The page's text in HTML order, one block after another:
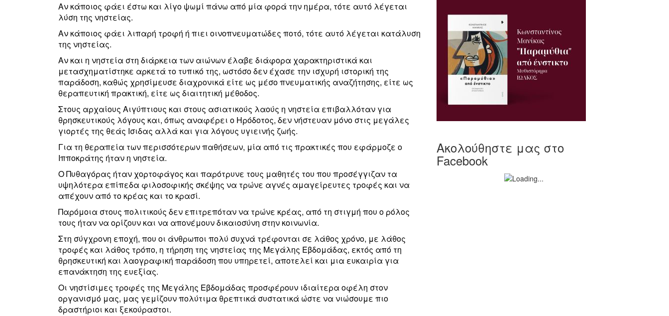
Αν κάποιος φάει έστω και λίγο ψωμί πάνω από μία φορά την ημέρα, τότε αυτό λέγεται
λύση της νηστείας.
Αν κάποιος φάει λιπαρή τροφή ή πιει οινοπνευματώδες ποτό, τότε αυτό λέγεται κατάλυση
της νηστείας.
Αν και η νηστεία στη διάρκεια των αιώνων έλαβε διάφορα χαρακτηριστικά και
μετασχηματίστηκε αρκετά το τυπικό της, ωστόσο δεν έχασε την ισχυρή ιστορική της
παράδοση, καθώς χρησίμευσε διαχρονικά είτε ως μέσο πνευματικής αναζήτησης, είτε ως
θεραπευτική πρακτική, είτε ως διαιτητική μέθοδος.
Στους αρχαίους Αιγύπτιους και στους ασιατικούς λαούς η νηστεία επιβαλλόταν για
θρησκευτικούς λόγους και, όπως αναφέρει ο Ηρόδοτος, δεν νήστευαν μόνο στις μεγάλες
γιορτές της θεάς Ισιδας αλλά και για λόγους υγιεινής ζωής.
Για τη θεραπεία των περισσότερων παθήσεων, μία από τις πρακτικές που εφάρμοζε ο
Ιπποκράτης ήταν η νηστεία.
Ο Πυθαγόρας ήταν χορτοφάγος και παρότρυνε τους μαθητές του που προσέγγιζαν τα
υψηλότερα επίπεδα φιλοσοφικής σκέψης να τρώνε αγνές αμαγείρευτες τροφές και να
απέχουν από το κρέας και το κρασί.
Παρόμοια στους πολιτικούς δεν επιτρεπόταν να τρώνε κρέας, από τη στιγμή που ο ρόλος
τους ήταν να ορίζουν και να απονέμουν δικαιοσύνη στην κοινωνία.
Στη σύγχρονη εποχή, που οι άνθρωποι πολύ συχνά τρέφονται σε λάθος χρόνο, με λάθος
τροφές και λάθος τρόπο, η τήρηση της νηστείας της Μεγάλης Εβδομάδας, εκτός από τη
θρησκευτική και λαογραφική παράδοση που υπηρετεί, αποτελεί και μια ευκαιρία για
επανάκτηση της ευεξίας.
Οι νηστίσιμες τροφές της Μεγάλης Εβδομάδας προσφέρουν ιδιαίτερα οφέλη στον
οργανισμό μας, μας γεμίζουν πολύτιμα θρεπτικά συστατικά ώστε να νιώσουμε πιο
δραστήριοι και ξεκούραστοι.
Ακολούθηστε μας στο
Facebook